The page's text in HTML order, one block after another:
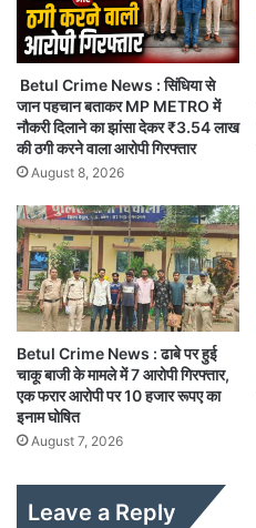
Betul Crime News : सिंधिया से
जान पहचान बताकर MP METRO में
नौकरी दिलाने का झांसा देकर ₹3.54 लाख
की ठगी करने वाला आरोपी गिरफ्तार
August 8, 2026
Betul Crime News : ढाबे पर हुई
चाकू बाजी के मामले में 7 आरोपी गिरफ्तार,
एक फरार आरोपी पर 10 हजार रूपए का
इनाम घोषित
August 7, 2026
Leave a Reply